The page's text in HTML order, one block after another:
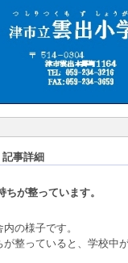
事詳細
ちが整っています。
の様子です。
整っていると、学校中